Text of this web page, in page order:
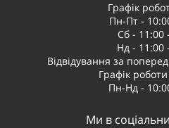
Графік
Пн-Пт -
Сб - 11:00
Нд - 11:00
Відвідування за
Графік
Пн-Нд -
Ми в